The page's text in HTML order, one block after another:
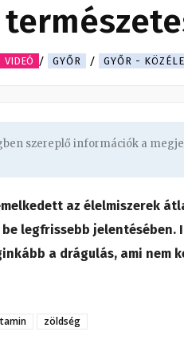
VIDEÓ GYŐR GYŐR -
szereplő információk a
az élelmiszerek
legfrissebb jelentésében.
a drágulás, ami nem
zöldség